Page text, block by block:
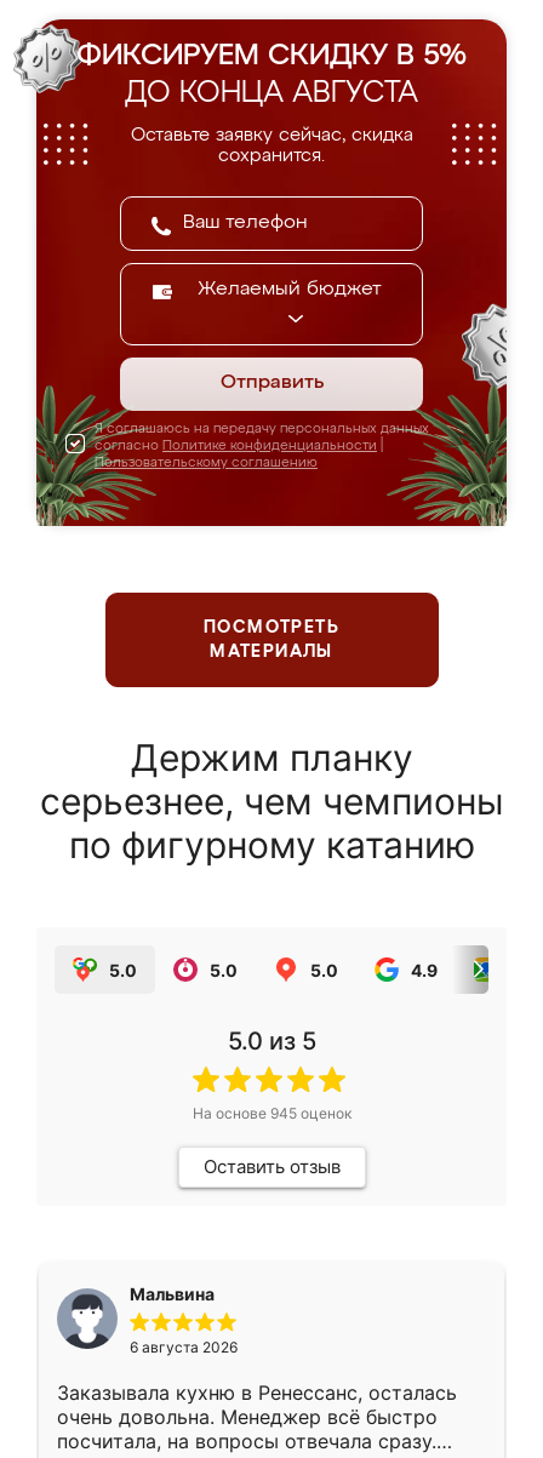
ФИКСИРУЕМ СКИДКУ В 5%
ДО КОНЦА АВГУСТА
Оставьте заявку сейчас, скидка
сохранится.
Желаемый бюджет
Отправить
Я соглашаюсь на передачу персональных данных
согласно Политике конфиденциальности
Пользовательскому соглашению
ПОСМОТРЕТЬ
МАТЕРИАЛЫ
Держим планку
серьезнее, чем чемпионы
по фигурному катанию
5.0 5.0 5.0 4.9
5.0 из 5
На основе 945оценок
Оставить отзыв
Мальвина
6 августа 2026
Заказывала кухню в Ренессанс, осталась
очень довольна. Менеджер всё быстро
посчитала, на вопросы отвечала сразу.